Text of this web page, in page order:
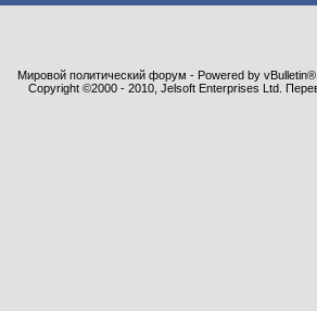
Мировой политический форум - Powered by vBulletin®
Copyright ©2000 - 2010, Jelsoft Enterprises Ltd.